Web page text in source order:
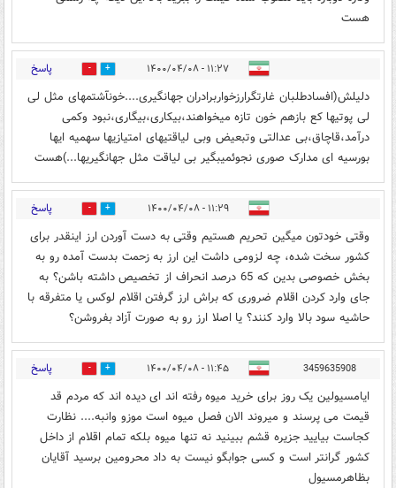
هست
۱۱:۲۷ - ۱۴۰۰/۰۴/۰۸ 0 پاسخ
دلیلش(افسادطلبان غارتگرارزخواربرادران جهانگیری....خونآشتمهای مثل لی
لی پوتیها کع بازهم خون تازه میخواهند،بیکاری،بیگاری،نبود وکمی
درآمد،قاچاق،بی عدالتی وتبعیض وبی لیاقتیهای امتیازیها سهمیه ایها
بورسیه ای مدارک صوری نجوئمیبگیر بی لیاقت مثل جهانگیریها...)هست
۱۱:۲۹ - ۱۴۰۰/۰۴/۰۸ 0 پاسخ
وقتی خودتون میگین تحریم هستیم وقتی به دست آوردن ارز اینقدر برای
کشور سخت شده، چه لزومی داشت این ارز به زحمت بدست آمده رو به
بخش خصوصی بدین که 65 درصد انحراف از تخصیص داشته باشن؟ به
جای وارد کردن اقلام ضروری که براش ارز گرفتن اقلام لوکس یا متفرقه با
حاشیه سود بالا وارد کنند؟ یا اصلا ارز رو به صورت آزاد بفروشن؟
3459635908 ۱۱:۴۵ - ۱۴۰۰/۰۴/۰۸ 0 پاسخ
ایامسیولین یک روز برای خرید میوه رفته اند ای دیده اند که مردم قد
قیمت می پرسند و میروند الان فصل میوه است موزو وانبه.... نظارت
کجاست بیایید جزیره قشم ببینید نه تنها میوه بلکه تمام اقلام از داخل
کشور گرانتر است و کسی جوابگو نیست به داد محرومین برسید آقایان
بظاهرمسیول